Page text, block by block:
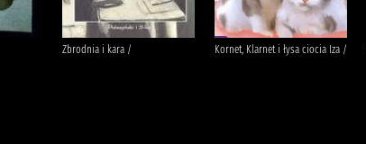
Zbrodnia i kara / Kornet, Klarnet i łysa ciocia Iza /